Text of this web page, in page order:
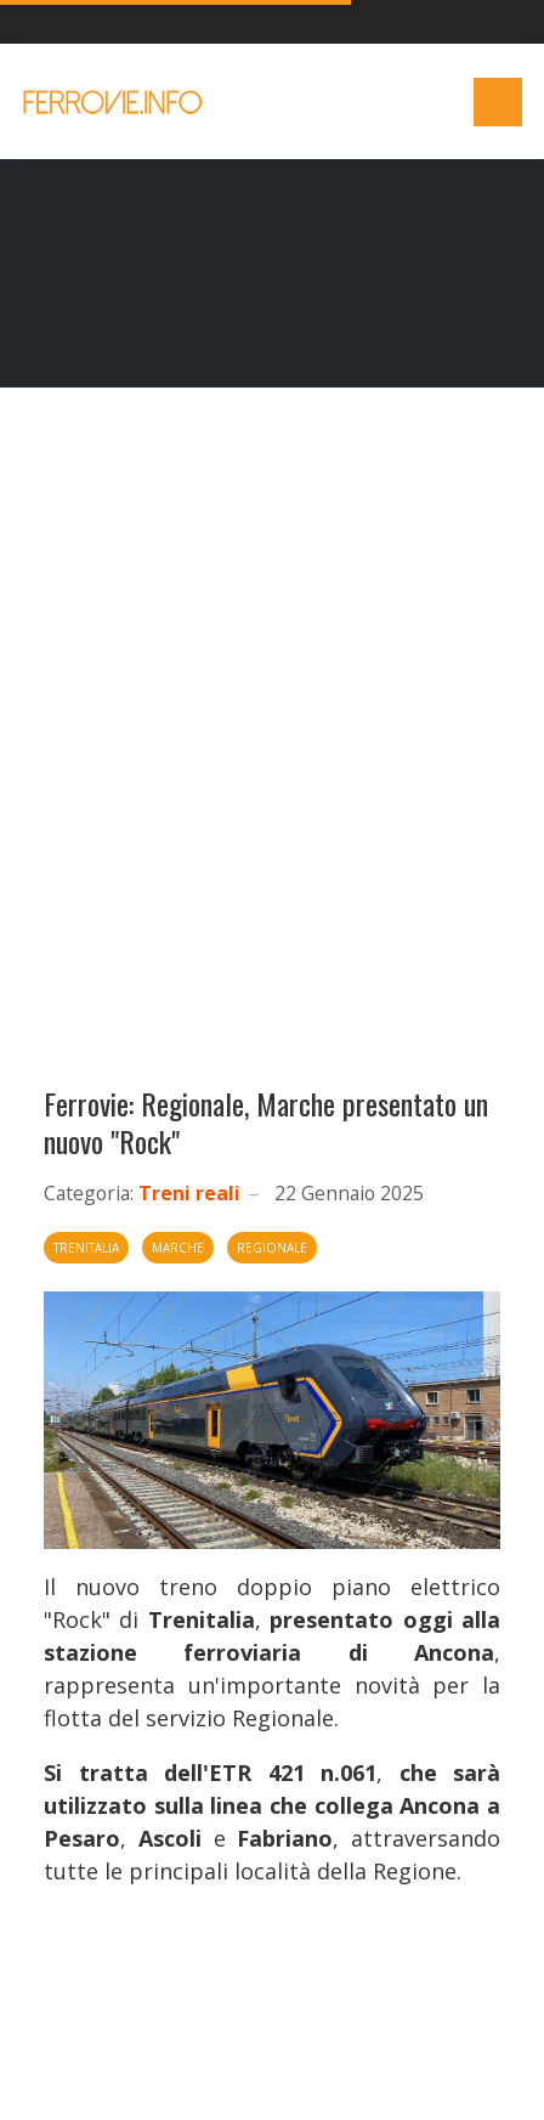
Ferrovie: Regionale, Marche presentato un
nuovo "Rock"
Categoria: Treni reali 22 Gennaio 2025
TRENITALIA MARCHE REGIONALE
Il nuovo treno doppio piano elettrico
"Rock" di Trenitalia, presentato oggi alla
stazione ferroviaria di Ancona,
rappresenta un'importante novità per la
flotta del servizio Regionale.
Si tratta dell'ETR 421 n.061, che sarà
utilizzato sulla linea che collega Ancona a
Pesaro, Ascoli e Fabriano, attraversando
tutte le principali località della Regione.